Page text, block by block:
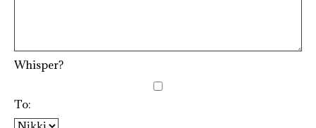
Whisper?
To: